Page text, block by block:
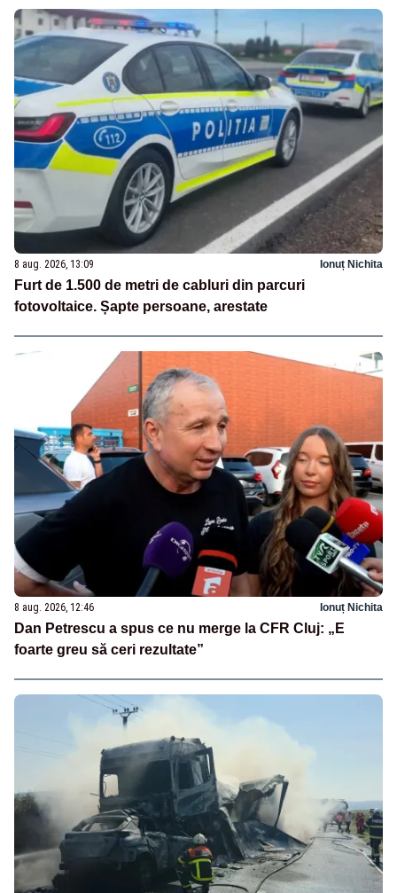
8 aug. 2026, 13:09 Ionuț Nichita
Furt de 1.500 de metri de cabluri din parcuri
fotovoltaice. Șapte persoane, arestate
8 aug. 2026, 12:46 Ionuț Nichita
Dan Petrescu a spus ce nu merge la CFR Cluj: „E
foarte greu să ceri rezultate”